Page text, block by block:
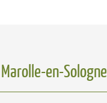
police
en-Sologne